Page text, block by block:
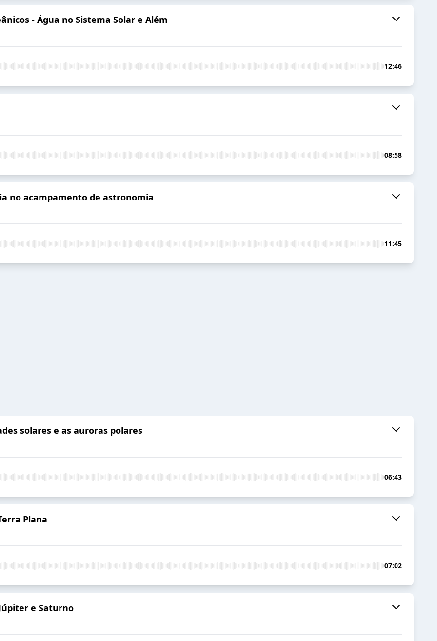
- Água no Sistema Solar e Além
12:46
08:58
no acampamento de astronomia
11:45
solares e as auroras polares
06:43
Plana
07:02
e Saturno